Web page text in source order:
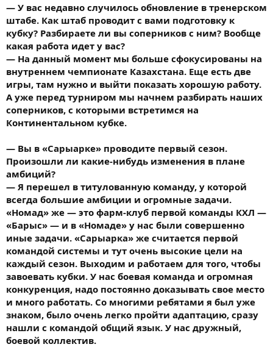
— У вас недавно случилось обновление в тренерском
штабе. Как штаб проводит с вами подготовку к
кубку? Разбираете ли вы соперников с ним? Вообще
какая работа идет у вас?
— На данный момент мы больше сфокусированы на
внутреннем чемпионате Казахстана. Еще есть две
игры, там нужно и выйти показать хорошую работу.
А уже перед турниром мы начнем разбирать наших
соперников, с которыми встретимся на
Континентальном кубке.
— Вы в «Сарыарке» проводите первый сезон.
Произошли ли какие-нибудь изменения в плане
амбиций?
— Я перешел в титулованную команду, у которой
всегда большие амбиции и огромные задачи.
«Номад» же — это фарм-клуб первой команды КХЛ —
«Барыс» — и в «Номаде» у нас были совершенно
иные задачи. «Сарыарка» же считается первой
командой системы и тут очень высокие цели на
каждый сезон. Выходим и работаем для того, чтобы
завоевать кубки. У нас боевая команда и огромная
конкуренция, надо постоянно доказывать свое место
и много работать. Со многими ребятами я был уже
знаком, было очень легко пройти адаптацию, сразу
нашли с командой общий язык. У нас дружный,
боевой коллектив.